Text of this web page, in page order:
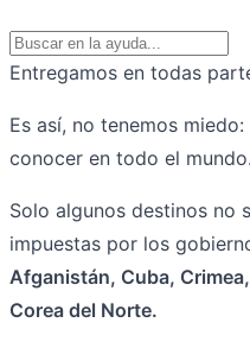
Entregamos en todas
Es así, no tenemos
conocer en todo el mundo.
Solo algunos destinos no
impuestas por los
Afganistán, Cuba,
Corea del Norte.